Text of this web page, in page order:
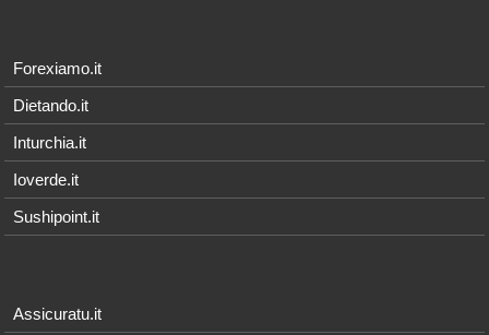
Forexiamo.it
Dietando.it
Inturchia.it
Ioverde.it
Sushipoint.it
Assicuratu.it